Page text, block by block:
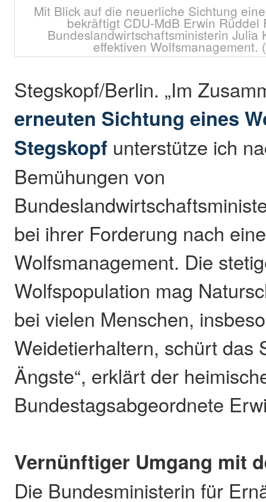
Mit Blick auf die neuerliche Sichtung
bekräftigt CDU-MdB Erwin Rüddel
Bundeslandwirtschaftsministerin Julia
effektiven Wolfsmanagement.
Stegskopf/Berlin. „Im
erneuten Sichtung eines
Stegskopf unterstütze ich
Bemühungen von
bei ihrer Forderung nach
Wolfsmanagement. Die
Wolfspopulation mag
bei vielen Menschen,
Weidetierhaltern, schürt das
Ängste“, erklärt der
Bundestagsabgeordnete
Vernünftiger Umgang mit
Die Bundesministerin für